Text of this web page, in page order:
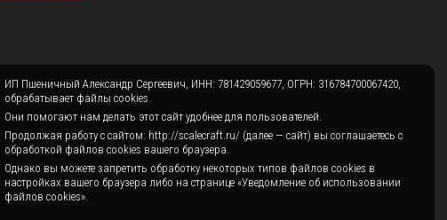
ИП Пшеничный Александр Сергеевич, ИНН: 781429059677, ОГРН: 316784700067420,
обрабатывает файлы cookies.
Они помогают нам делать этот сайт удобнее для пользователей.
Продолжая работу с сайтом: http://scalecraft.ru/ (далее — сайт) вы соглашаетесь с
обработкой файлов cookies вашего браузера.
Однако вы можете запретить обработку некоторых типов файлов cookies в
настройках вашего браузера либо на странице «Уведомление об использовании
файлов cookies».